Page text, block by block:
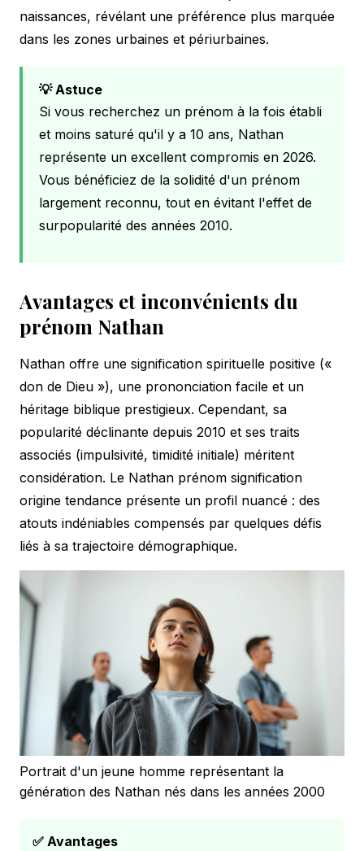
naissances, révélant une préférence plus marquée
dans les zones urbaines et périurbaines.
💡 Astuce
Si vous recherchez un prénom à la fois établi
et moins saturé qu'il y a 10 ans, Nathan
représente un excellent compromis en 2026.
Vous bénéficiez de la solidité d'un prénom
largement reconnu, tout en évitant l'effet de
surpopularité des années 2010.
Avantages et inconvénients du
prénom Nathan
Nathan offre une signification spirituelle positive («
don de Dieu »), une prononciation facile et un
héritage biblique prestigieux. Cependant, sa
popularité déclinante depuis 2010 et ses traits
associés (impulsivité, timidité initiale) méritent
considération. Le Nathan prénom signification
origine tendance présente un profil nuancé : des
atouts indéniables compensés par quelques défis
liés à sa trajectoire démographique.
Portrait d'un jeune homme représentant la
génération des Nathan nés dans les années 2000
✅ Avantages